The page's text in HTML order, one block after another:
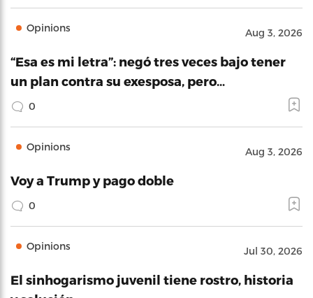
Opinions Aug 3, 2026
“Esa es mi letra”: negó tres veces bajo tener
un plan contra su exesposa, pero…
0
Opinions Aug 3, 2026
Voy a Trump y pago doble
0
Opinions Jul 30, 2026
El sinhogarismo juvenil tiene rostro, historia